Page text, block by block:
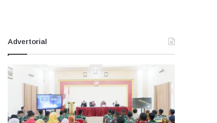
Advertorial